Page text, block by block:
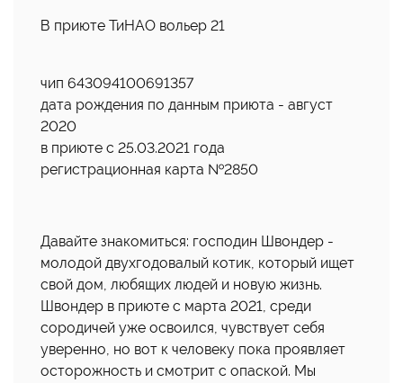
В приюте ТиНАО вольер 21
чип 643094100691357
дата рождения по данным приюта - август
2020
в приюте с 25.03.2021 года
регистрационная карта №2850
Давайте знакомиться: господин Швондер -
молодой двухгодовалый котик, который ищет
свой дом, любящих людей и новую жизнь.
Швондер в приюте с марта 2021, среди
сородичей уже освоился, чувствует себя
уверенно, но вот к человеку пока проявляет
осторожность и смотрит с опаской. Мы